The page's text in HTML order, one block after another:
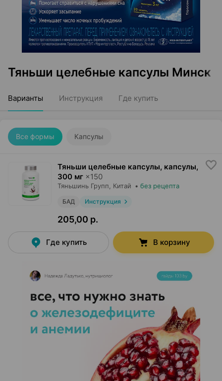
Тяньши целебные капсулы Минск
Варианты Инструкция Где купить
Все формы Капсулы
Тяньши целебные капсулы, капсулы,
300 мг ×150
Тяньшинь Групп , Китай • без рецепта
БАД Инструкция
205,00 р.
Где купить В корзину